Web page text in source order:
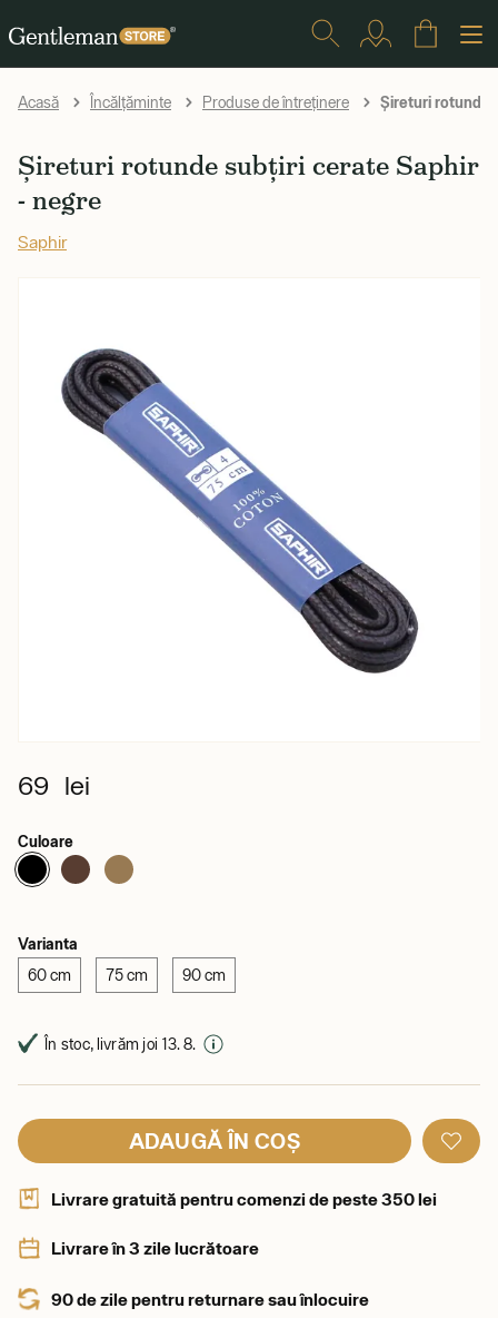
Acasă Încălțăminte Produse de întreținere Șireturi rotunde
Șireturi rotunde subțiri cerate Saphir
- negre
Saphir
69 lei
Culoare
Varianta
60 cm 75 cm 90 cm
În stoc, livrăm joi 13. 8.
ADAUGĂ ÎN COȘ
Livrare gratuită pentru comenzi de peste 350 lei
Livrare în 3 zile lucrătoare
90 de zile pentru returnare sau înlocuire